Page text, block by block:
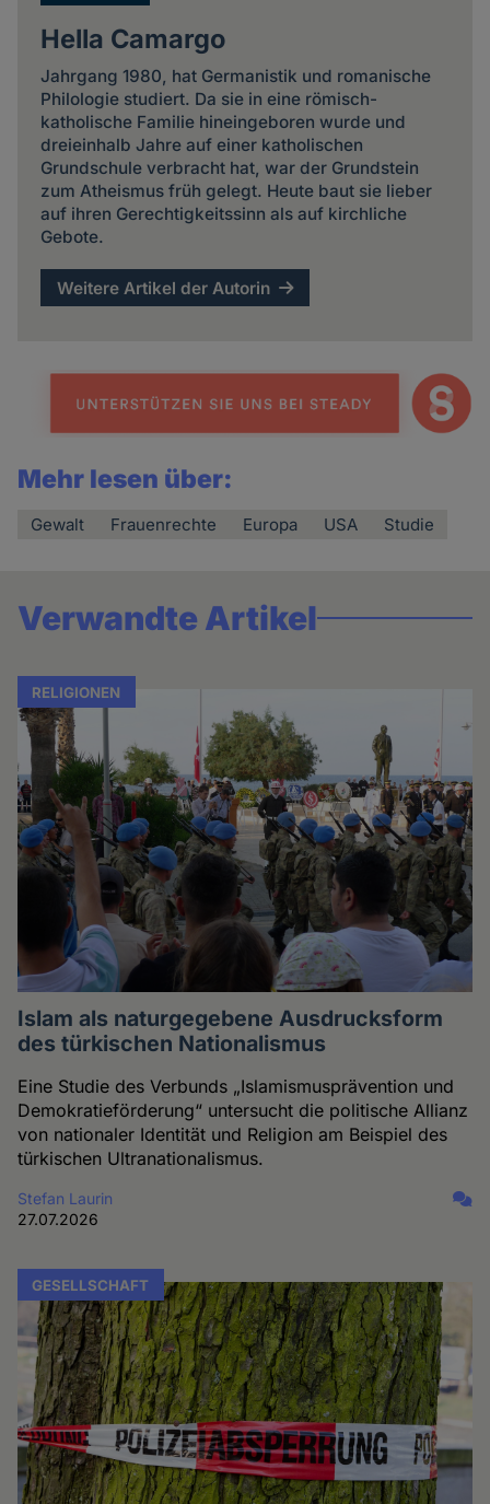
Hella Camargo
Jahrgang 1980, hat Germanistik und romanische
Philologie studiert. Da sie in eine römisch-
katholische Familie hineingeboren wurde und
dreieinhalb Jahre auf einer katholischen
Grundschule verbracht hat, war der Grundstein
zum Atheismus früh gelegt. Heute baut sie lieber
auf ihren Gerechtigkeitssinn als auf kirchliche
Gebote.
Weitere Artikel der Autorin
Mehr lesen über:
Gewalt Frauenrechte Europa USA Studie
Verwandte Artikel
RELIGIONEN
Islam als naturgegebene Ausdrucksform
des türkischen Nationalismus
Eine Studie des Verbunds „Islamismusprävention und
Demokratieförderung“ untersucht die politische Allianz
von nationaler Identität und Religion am Beispiel des
türkischen Ultranationalismus.
Stefan Laurin
27.07.2026
GESELLSCHAFT